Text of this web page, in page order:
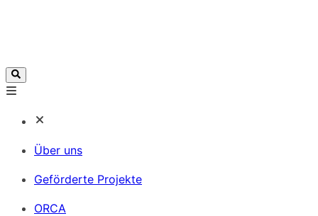
Über uns
Geförderte Projekte
ORCA